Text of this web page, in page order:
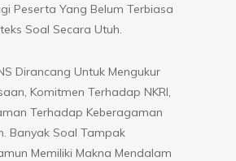
Peserta Yang Belum Terbiasa
Soal Secara Utuh.
Dirancang Untuk Mengukur
Komitmen Terhadap NKRI,
Terhadap Keberagaman
Banyak Soal Tampak
Memiliki Makna Mendalam